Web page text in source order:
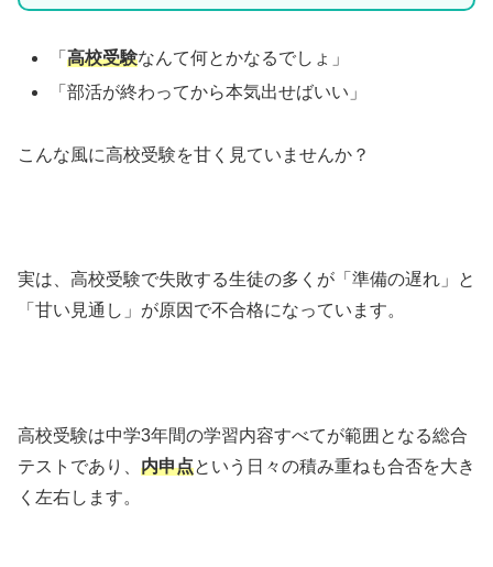
「高校受験なんて何とかなるでしょ」
「部活が終わってから本気出せばいい」
こんな風に高校受験を甘く見ていませんか？
実は、高校受験で失敗する生徒の多くが「準備の遅れ」と
「甘い見通し」が原因で不合格になっています。
高校受験は中学3年間の学習内容すべてが範囲となる総合
テストであり、 内申点という日々の積み重ねも合否を大き
く左右します。